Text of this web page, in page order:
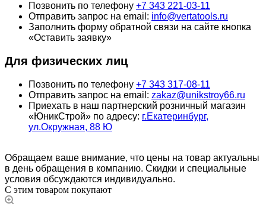
Позвонить по телефону +7 343 221-03-11
Отправить запрос на email: info@vertatools.ru
Заполнить форму обратной связи на сайте кнопка
«Оставить заявку»
Для физических лиц
Позвонить по телефону +7 343 317-08-11
Отправить запрос на email: zakaz@unikstroy66.ru
Приехать в наш партнерский розничный магазин
«ЮникСтрой» по адресу: г.Екатеринбург,
ул.Окружная, 88 Ю
Обращаем ваше внимание, что цены на товар актуальны
в день обращения в компанию. Скидки и специальные
условия обсуждаются индивидуально.
С этим товаром покупают